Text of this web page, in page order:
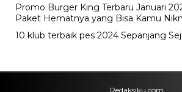
Rencana Gulingkan Pemerintah Iran
Gagal, 2 Pejabat Senior Mossad
Dilaporkan Dicopot
POPULER